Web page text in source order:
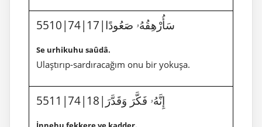
5510|74|17|سَأُرْهِقُهُۥ صَعُودًا
Se urhikuhu saûdâ.
Ulaştırıp-sardıracağım onu bir yokuşa.
5511|74|18|إِنَّهُۥ فَكَّرَ وَقَدَّرَ